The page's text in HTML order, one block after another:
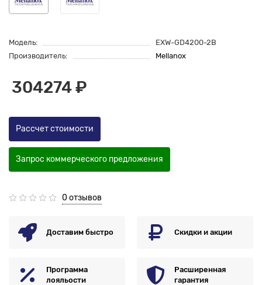
Модель:
EXW-GD4200-2B
Производитель:
Mellanox
304274 ₽
Рассчет стоимости
Запрос коммерческого предложения
0 отзывов
Доставим быстро Скидки и акции
Программа
лояльости
Расширенная
гарантия